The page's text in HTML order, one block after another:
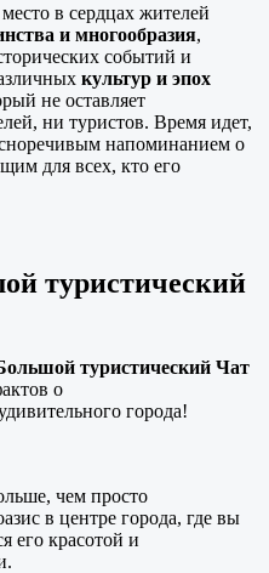
в сердцах жителей
и многообразия,
событий и
культур и эпох
не оставляет
ни туристов. Время идет,
напоминанием о
для всех, кто его
туристический
туристический Чат
о
города!
чем просто
в центре города, где вы
его красотой и